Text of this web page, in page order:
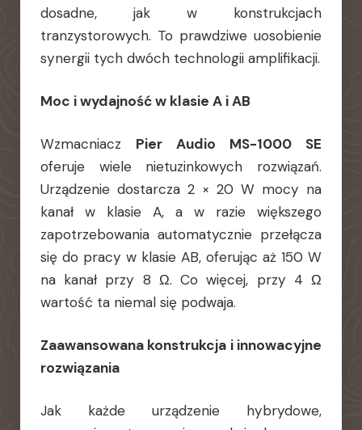
dosadne, jak w konstrukcjach
tranzystorowych. To prawdziwe uosobienie
synergii tych dwóch technologii amplifikacji.
Moc i wydajność w klasie A i AB
Wzmacniacz Pier Audio MS-1000 SE
oferuje wiele nietuzinkowych rozwiązań.
Urządzenie dostarcza 2 × 20 W mocy na
kanał w klasie A, a w razie większego
zapotrzebowania automatycznie przełącza
się do pracy w klasie AB, oferując aż 150 W
na kanał przy 8 Ω. Co więcej, przy 4 Ω
wartość ta niemal się podwaja.
Zaawansowana konstrukcja i innowacyjne
rozwiązania
Jak każde urządzenie hybrydowe,